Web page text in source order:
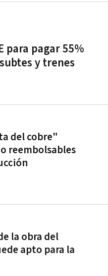
para pagar 55%
y trenes
del cobre"
reembolsables
la obra del
apto para la